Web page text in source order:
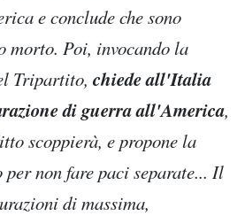
e conclude che sono
morto. Poi, invocando la
Tripartito, chiede all'Italia
di guerra all'America,
scoppierà, e propone la
non fare paci separate... Il
di massima,